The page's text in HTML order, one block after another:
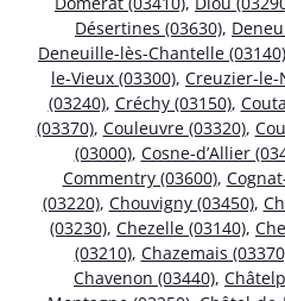
Désertines (03630),
Deneuille-lès-Chantelle (03140)
le-Vieux (03300), Creuzier-le-
(03240), Créchy (03150),
(03370), Couleuvre (03320),
(03000), Cosne-d’Allier
Commentry (03600),
(03220), Chouvigny (03450),
(03230), Chezelle (03140),
(03210), Chazemais
Chavenon (03440),